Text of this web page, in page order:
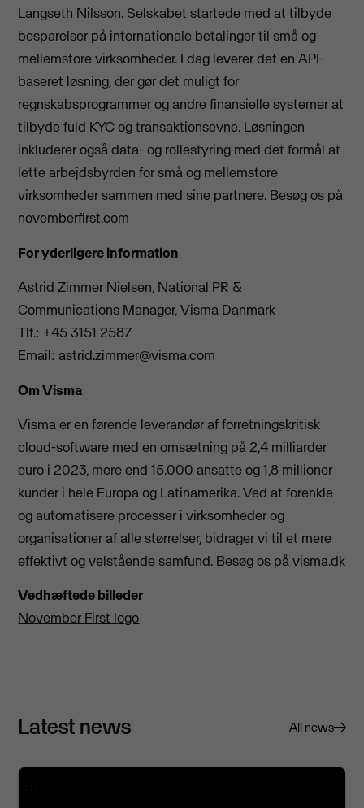
Langseth Nilsson. Selskabet startede med at tilbyde
besparelser på internationale betalinger til små og
mellemstore virksomheder. I dag leverer det en API-
baseret løsning, der gør det muligt for
regnskabsprogrammer og andre finansielle systemer at
tilbyde fuld KYC og transaktionsevne. Løsningen
inkluderer også data- og rollestyring med det formål at
lette arbejdsbyrden for små og mellemstore
virksomheder sammen med sine partnere. Besøg os på
novemberfirst.com
For yderligere information
Astrid Zimmer Nielsen, National PR &
Communications Manager, Visma Danmark
Tlf.: +45 3151 2587
Email:astrid.zimmer@visma.com
Om Visma
Visma er en førende leverandør af forretningskritisk
cloud-software med en omsætning på 2,4 milliarder
euro i 2023, mere end 15.000 ansatte og 1,8 millioner
kunder i hele Europa og Latinamerika. Ved at forenkle
og automatisere processer i virksomheder og
organisationer af alle størrelser, bidrager vi til et mere
effektivt og velstående samfund. Besøg os påvisma.dk
Vedhæftede billeder
November First logo
Latest news All news